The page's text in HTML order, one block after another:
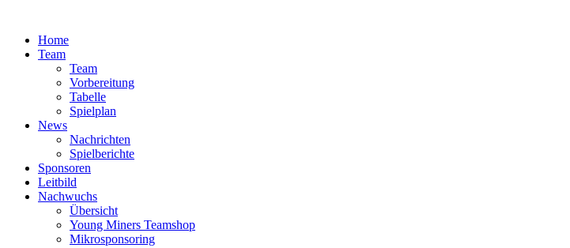
springenHome
Team
Team
Vorbereitung
Tabelle
Spielplan
News
Nachrichten
Spielberichte
Sponsoren
Leitbild
Nachwuchs
Übersicht
Young Miners Teamshop
Mikrosponsoring